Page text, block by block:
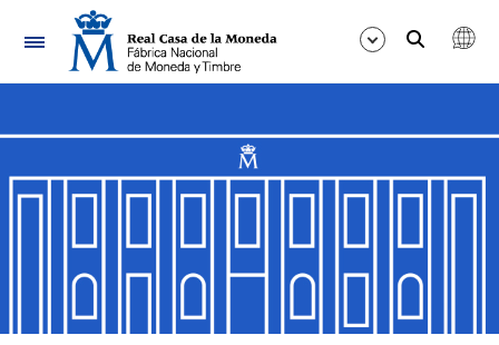
Navegación
Mostrar/Ocultar
Mostrar/Ocultar
Mostrar/Ocultar